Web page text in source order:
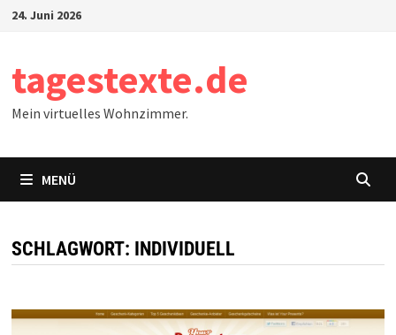
Zum24. Juni 2026
tagestexte.de
Mein virtuelles Wohnzimmer.
MENÜ
SCHLAGWORT: INDIVIDUELL